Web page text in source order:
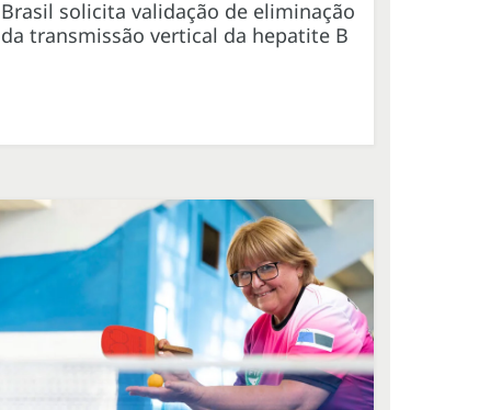
Brasil solicita validação de eliminação
da transmissão vertical da hepatite B